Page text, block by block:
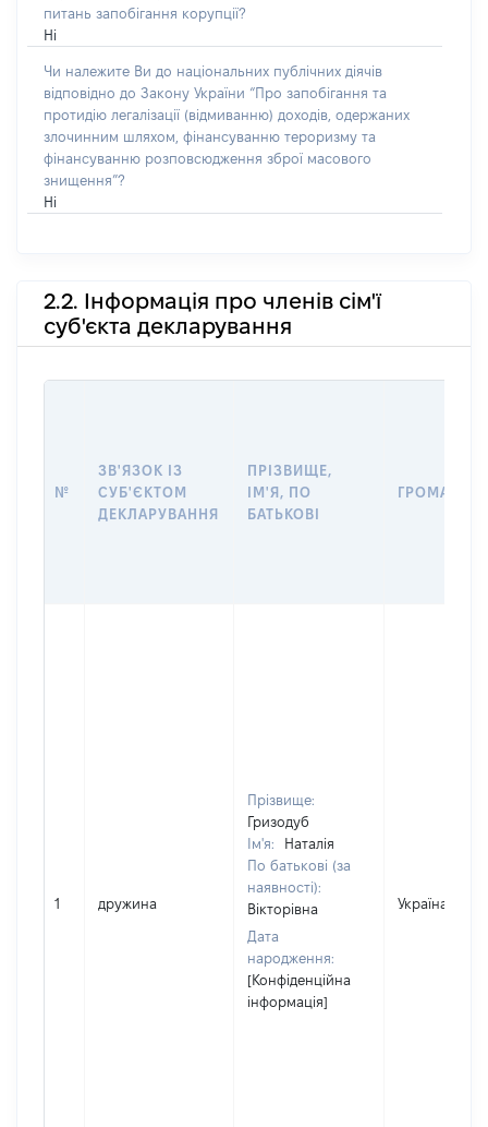
питань запобігання корупції?
Ні
Чи належите Ви до національних публічних діячів
відповідно до Закону України “Про запобігання та
протидію легалізації (відмиванню) доходів, одержаних
злочинним шляхом, фінансуванню тероризму та
фінансуванню розповсюдження зброї масового
знищення”?
Ні
2.2. Інформація про членів сім'ї
суб'єкта декларування
№
ЗВ'ЯЗОК ІЗ
СУБ'ЄКТОМ
ДЕКЛАРУВАННЯ
ПРІЗВИЩЕ,
ІМ'Я, ПО
БАТЬКОВІ
1 дружина
Прізвище:
Гризодуб
Ім'я:
Наталія
По батькові (за
наявності):
Вікторівна
Дата
народження:
[Конфіденційна
інформація]
Україна